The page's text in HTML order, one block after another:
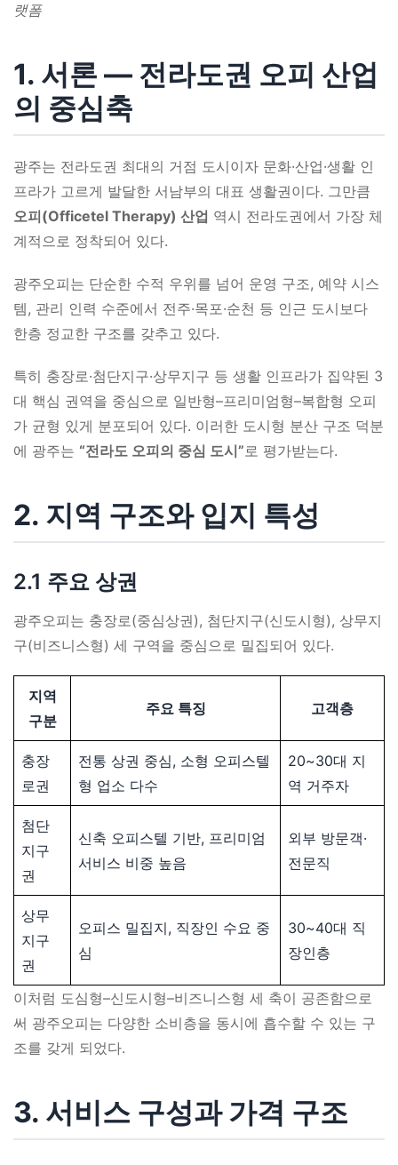
랫폼
1. 서론 ― 전라도권 오피 산업
의 중심축
광주는 전라도권 최대의 거점 도시이자 문화·산업·생활 인
프라가 고르게 발달한 서남부의 대표 생활권이다. 그만큼
오피(Officetel Therapy) 산업 역시 전라도권에서 가장 체
계적으로 정착되어 있다.
광주오피는 단순한 수적 우위를 넘어 운영 구조, 예약 시스
템, 관리 인력 수준에서 전주·목포·순천 등 인근 도시보다
한층 정교한 구조를 갖추고 있다.
특히 충장로·첨단지구·상무지구 등 생활 인프라가 집약된 3
대 핵심 권역을 중심으로 일반형–프리미엄형–복합형 오피
가 균형 있게 분포되어 있다. 이러한 도시형 분산 구조 덕분
에 광주는 “전라도 오피의 중심 도시”로 평가받는다.
2. 지역 구조와 입지 특성
2.1 주요 상권
광주오피는 충장로(중심상권), 첨단지구(신도시형), 상무지
구(비즈니스형) 세 구역을 중심으로 밀집되어 있다.
지역
구분
주요 특징 고객층
충장
로권
전통 상권 중심, 소형 오피스텔
형 업소 다수
20~30대 지
역 거주자
첨단
지구
권
신축 오피스텔 기반, 프리미엄
서비스 비중 높음
외부 방문객·
전문직
상무
지구
권
오피스 밀집지, 직장인 수요 중
심
30~40대 직
장인층
이처럼 도심형–신도시형–비즈니스형 세 축이 공존함으로
써 광주오피는 다양한 소비층을 동시에 흡수할 수 있는 구
조를 갖게 되었다.
3. 서비스 구성과 가격 구조